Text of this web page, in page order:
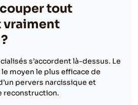
tout
vraiment
s’accordent là-dessus. Le
moyen le plus efficace de
pervers narcissique et
reconstruction.